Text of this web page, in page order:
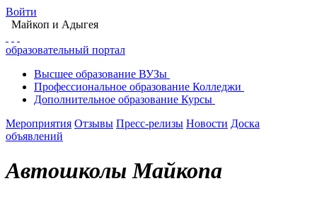
Войти
Майкоп и Адыгея
образовательный портал
Высшее образование ВУЗы
Профессиональное образование Колледжи
Дополнительное образование Курсы
Мероприятия Отзывы Пресс-релизы Новости Доска
объявлений
Автошколы Майкопа